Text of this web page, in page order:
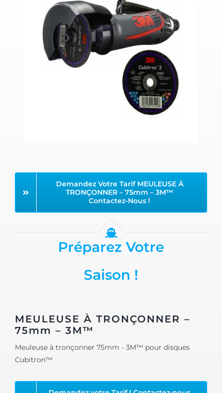
Demandez Votre Tarif MEULEUSE À
TRONÇONNER – 75mm – 3M™
Contactez-Nous !
Préparez Votre
Saison !
MEULEUSE À TRONÇONNER –
75mm – 3M™
Meuleuse à tronçonner 75mm - 3M™ pour disques
Cubitron™